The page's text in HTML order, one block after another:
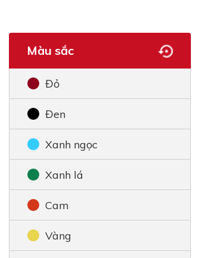
Màu sắc
Đỏ
Đen
Xanh ngọc
Xanh lá
Cam
Vàng